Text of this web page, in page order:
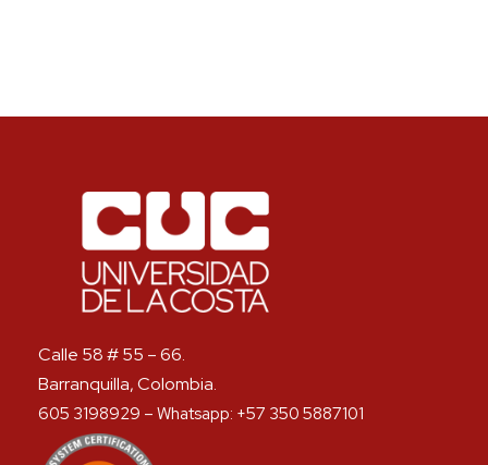
Calle 58 # 55 – 66.
Barranquilla, Colombia.
605 3198929 – Whatsapp: +57 350 5887101